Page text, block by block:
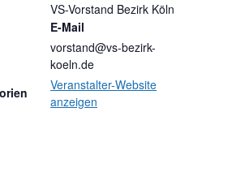
VS-Vorstand Bezirk Köln
E-Mail
vorstand@vs-bezirk-
koeln.de
Veranstalter-Website
anzeigen